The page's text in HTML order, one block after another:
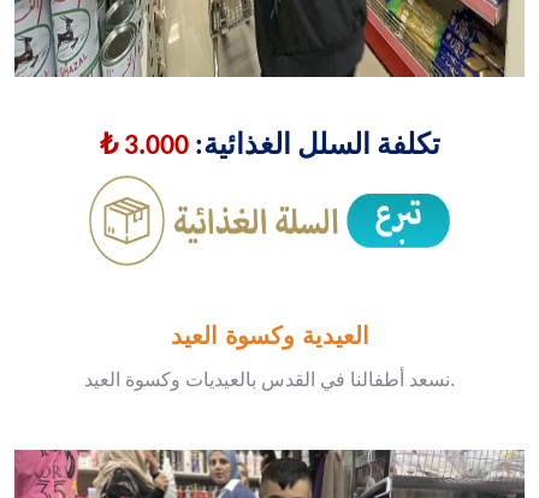
تكلفة السلل الغذائية:3.000 ₺
العيدية وكسوة العيد
نسعد أطفالنا في القدس بالعيديات وكسوةالعيد.